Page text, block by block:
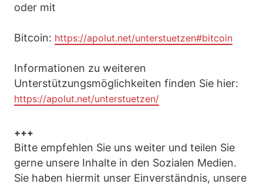
oder mit
Bitcoin: https://apolut.net/unterstuetzen#bitcoin
Informationen zu weiteren
Unterstützungsmöglichkeiten finden Sie hier:
https://apolut.net/unterstuetzen/
+++
Bitte empfehlen Sie uns weiter und teilen Sie
gerne unsere Inhalte in den Sozialen Medien.
Sie haben hiermit unser Einverständnis, unsere